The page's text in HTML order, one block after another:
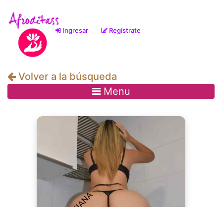
Ingresar Regístrate
Volver a la búsqueda
Menu